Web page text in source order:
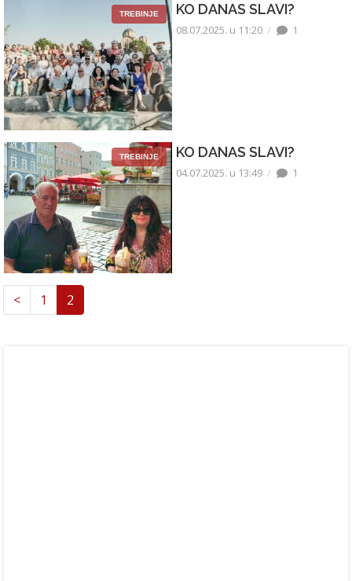
TREBINJE KO DANAS SLAVI?
08.07.2025. u 11:20 1
TREBINJE KO DANAS SLAVI?
04.07.2025. u 13:49 1
< 1 2